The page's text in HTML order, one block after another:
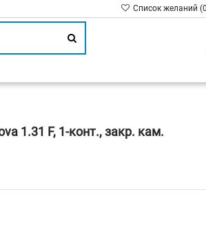
Список желаний (0
1.31 F, 1-конт., закр. кам.